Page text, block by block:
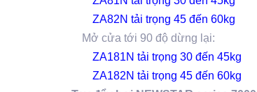
ZA82N tải trọng 45 đến 60kg
Mở cửa tới 90 độ dừng lại:
ZA181N tải trọng 30 đến 45kg
ZA182N tải trọng 45 đến 60kg